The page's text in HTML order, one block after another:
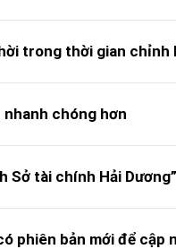
trong thời gian chỉnh
chóng hơn
tài chính Hải
phiên bản mới để cập